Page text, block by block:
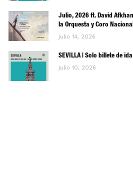
Julio, 2026 ft. David
la Orquesta y Coro
julio 14, 2026
SEVILLA | Solo billete de ida
julio 10, 2026